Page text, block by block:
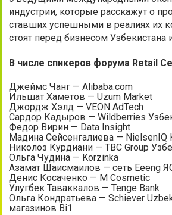
индустрии, которые расскажут о
ставших успешными в реалиях их
стоят перед бизнесом Узбекистана
В числе спикеров форума Retail
Джеймс Чанг — Alibaba.com
Ильшат Хаметов — Uzum Market
Джордж Хэлд — VEON AdTech
Сардор Кадыров — Wildberries
Федор Вирин — Data Insight
Мадина Сейсенгалиева — NielsenIQ
Николоз Курдиани — TBC Group
Ольга Чудина — Korzinka
Азамат Шаисмаилов — сеть Eeeng
Денис Косаченко — M Cosmetic
Улугбек Таваккалов — Tenge Bank
Ольга Кондратьева — Schiever
магазинов Bi1